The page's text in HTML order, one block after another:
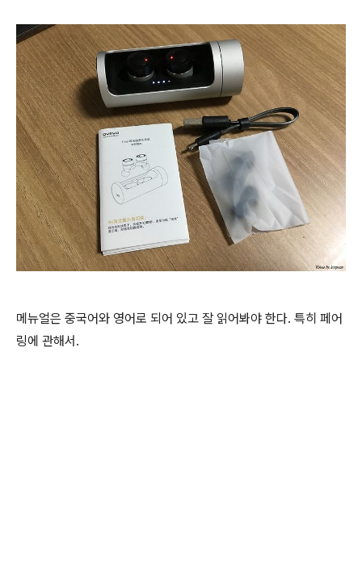
메뉴얼은 중국어와 영어로 되어 있고 잘 읽어봐야 한다. 특히 페어
링에 관해서.